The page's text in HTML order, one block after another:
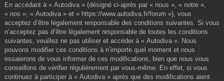
En accédant à « Autodiva » (désigné ci-après par « nous », « notre »,
« nos », « Autodiva » et « https://www.autodiva.fr/forum »), vous
acceptez d’être légalement responsable des conditions suivantes. Si vous
n’acceptez pas d’être légalement responsable de toutes les conditions
suivantes, veuillez ne pas utiliser et accéder à « Autodiva ». Nous
pouvons modifier ces conditions à n’importe quel moment et nous
essaierons de vous informer de ces modifications, bien que nous vous
conseillons de vérifier régulièrement par vous-même. En effet, si vous
continuez à participer à « Autodiva » après que des modifications aient